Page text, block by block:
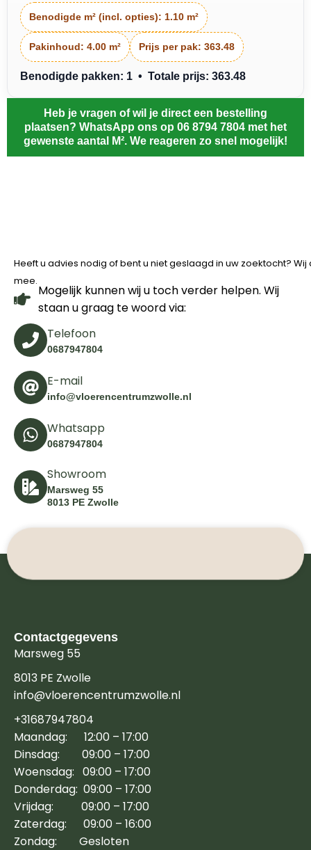
Benodigde m² (incl. opties): 1.10 m²
Pakinhoud: 4.00 m² Prijs per pak: 363.48
Benodigde pakken: 1 • Totale prijs: 363.48
Heb je vragen of wil je direct een bestelling
plaatsen? WhatsApp ons op 06 8794 7804 met het
gewenste aantal M². We reageren zo snel mogelijk!
Heeft u advies nodig of bent u niet geslaagd in uw zoektocht?
mee.
Mogelijk kunnen wij u toch verder helpen. Wij
staan u graag te woord via:
Telefoon
0687947804
E-mail
info@vloerencentrumzwolle.nl
Whatsapp
0687947804
Showroom
Marsweg 55
8013 PE Zwolle
Contactgegevens
Marsweg 55
8013 PE Zwolle
info@vloerencentrumzwolle.nl
+31687947804
Maandag: 12:00 – 17:00
Dinsdag: 09:00 – 17:00
Woensdag: 09:00 – 17:00
Donderdag: 09:00 – 17:00
Vrijdag: 09:00 – 17:00
Zaterdag: 09:00 – 16:00
Zondag: Gesloten